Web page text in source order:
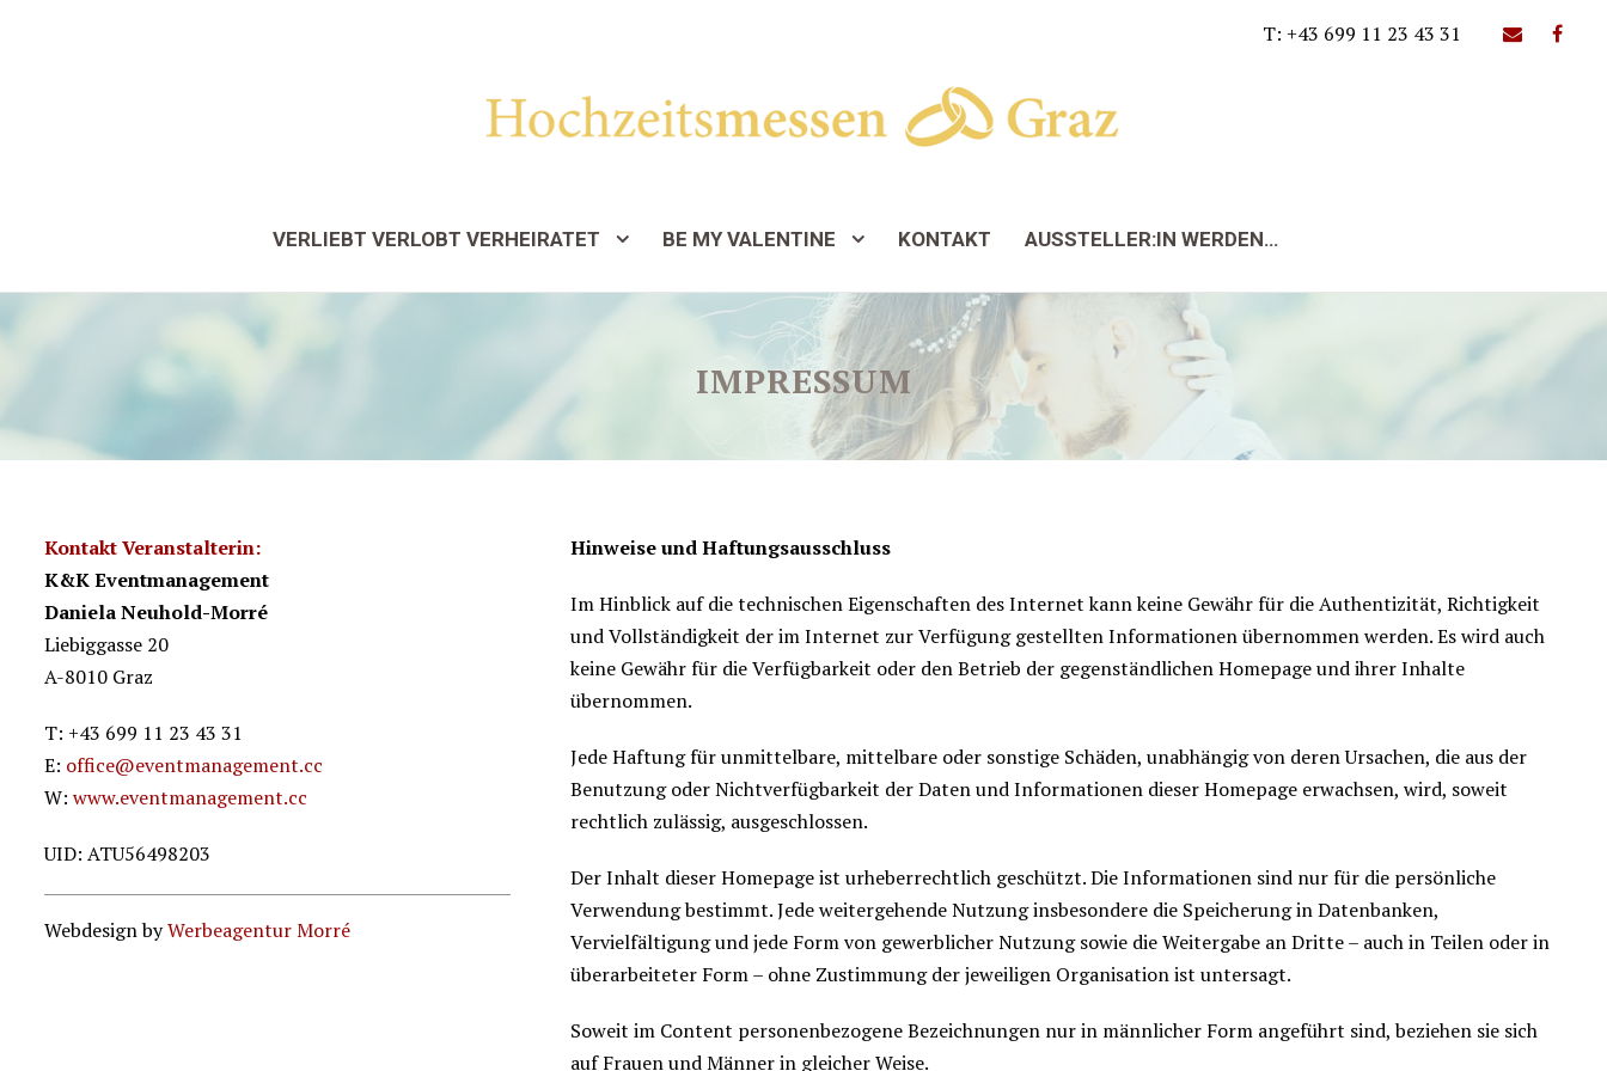
T: +43 699 11 23 43 31
VERLIEBT VERLOBT VERHEIRATET BE MY VALENTINE KONTAKT AUSSTELLER:IN WERDEN…
IMPRESSUM
Kontakt Veranstalterin:
K&K Eventmanagement
Daniela Neuhold-Morré
Liebiggasse 20
A-8010 Graz
T: +43 699 11 23 43 31
E: office@eventmanagement.cc
W: www.eventmanagement.cc
UID: ATU56498203
Webdesign byWerbeagentur Morré
Hinweise und Haftungsausschluss
Im Hinblick auf die technischen Eigenschaften des Internet kann keine Gewähr für die Authentizität, Richtigkeit
und Vollständigkeit der im Internet zur Verfügung gestellten Informationen übernommen werden. Es wird auch
keine Gewähr für die Verfügbarkeit oder den Betrieb der gegenständlichen Homepage und ihrer Inhalte
übernommen.
Jede Haftung für unmittelbare, mittelbare oder sonstige Schäden, unabhängig von deren Ursachen, die aus der
Benutzung oder Nichtverfügbarkeit der Daten und Informationen dieser Homepage erwachsen, wird, soweit
rechtlich zulässig, ausgeschlossen.
Der Inhalt dieser Homepage ist urheberrechtlich geschützt. Die Informationen sind nur für die persönliche
Verwendung bestimmt. Jede weitergehende Nutzung insbesondere die Speicherung in Datenbanken,
Vervielfältigung und jede Form von gewerblicher Nutzung sowie die Weitergabe an Dritte – auch in Teilen oder in
überarbeiteter Form – ohne Zustimmung der jeweiligen Organisation ist untersagt.
Soweit im Content personenbezogene Bezeichnungen nur in männlicher Form angeführt sind, beziehen sie sich
auf Frauen und Männer in gleicher Weise.